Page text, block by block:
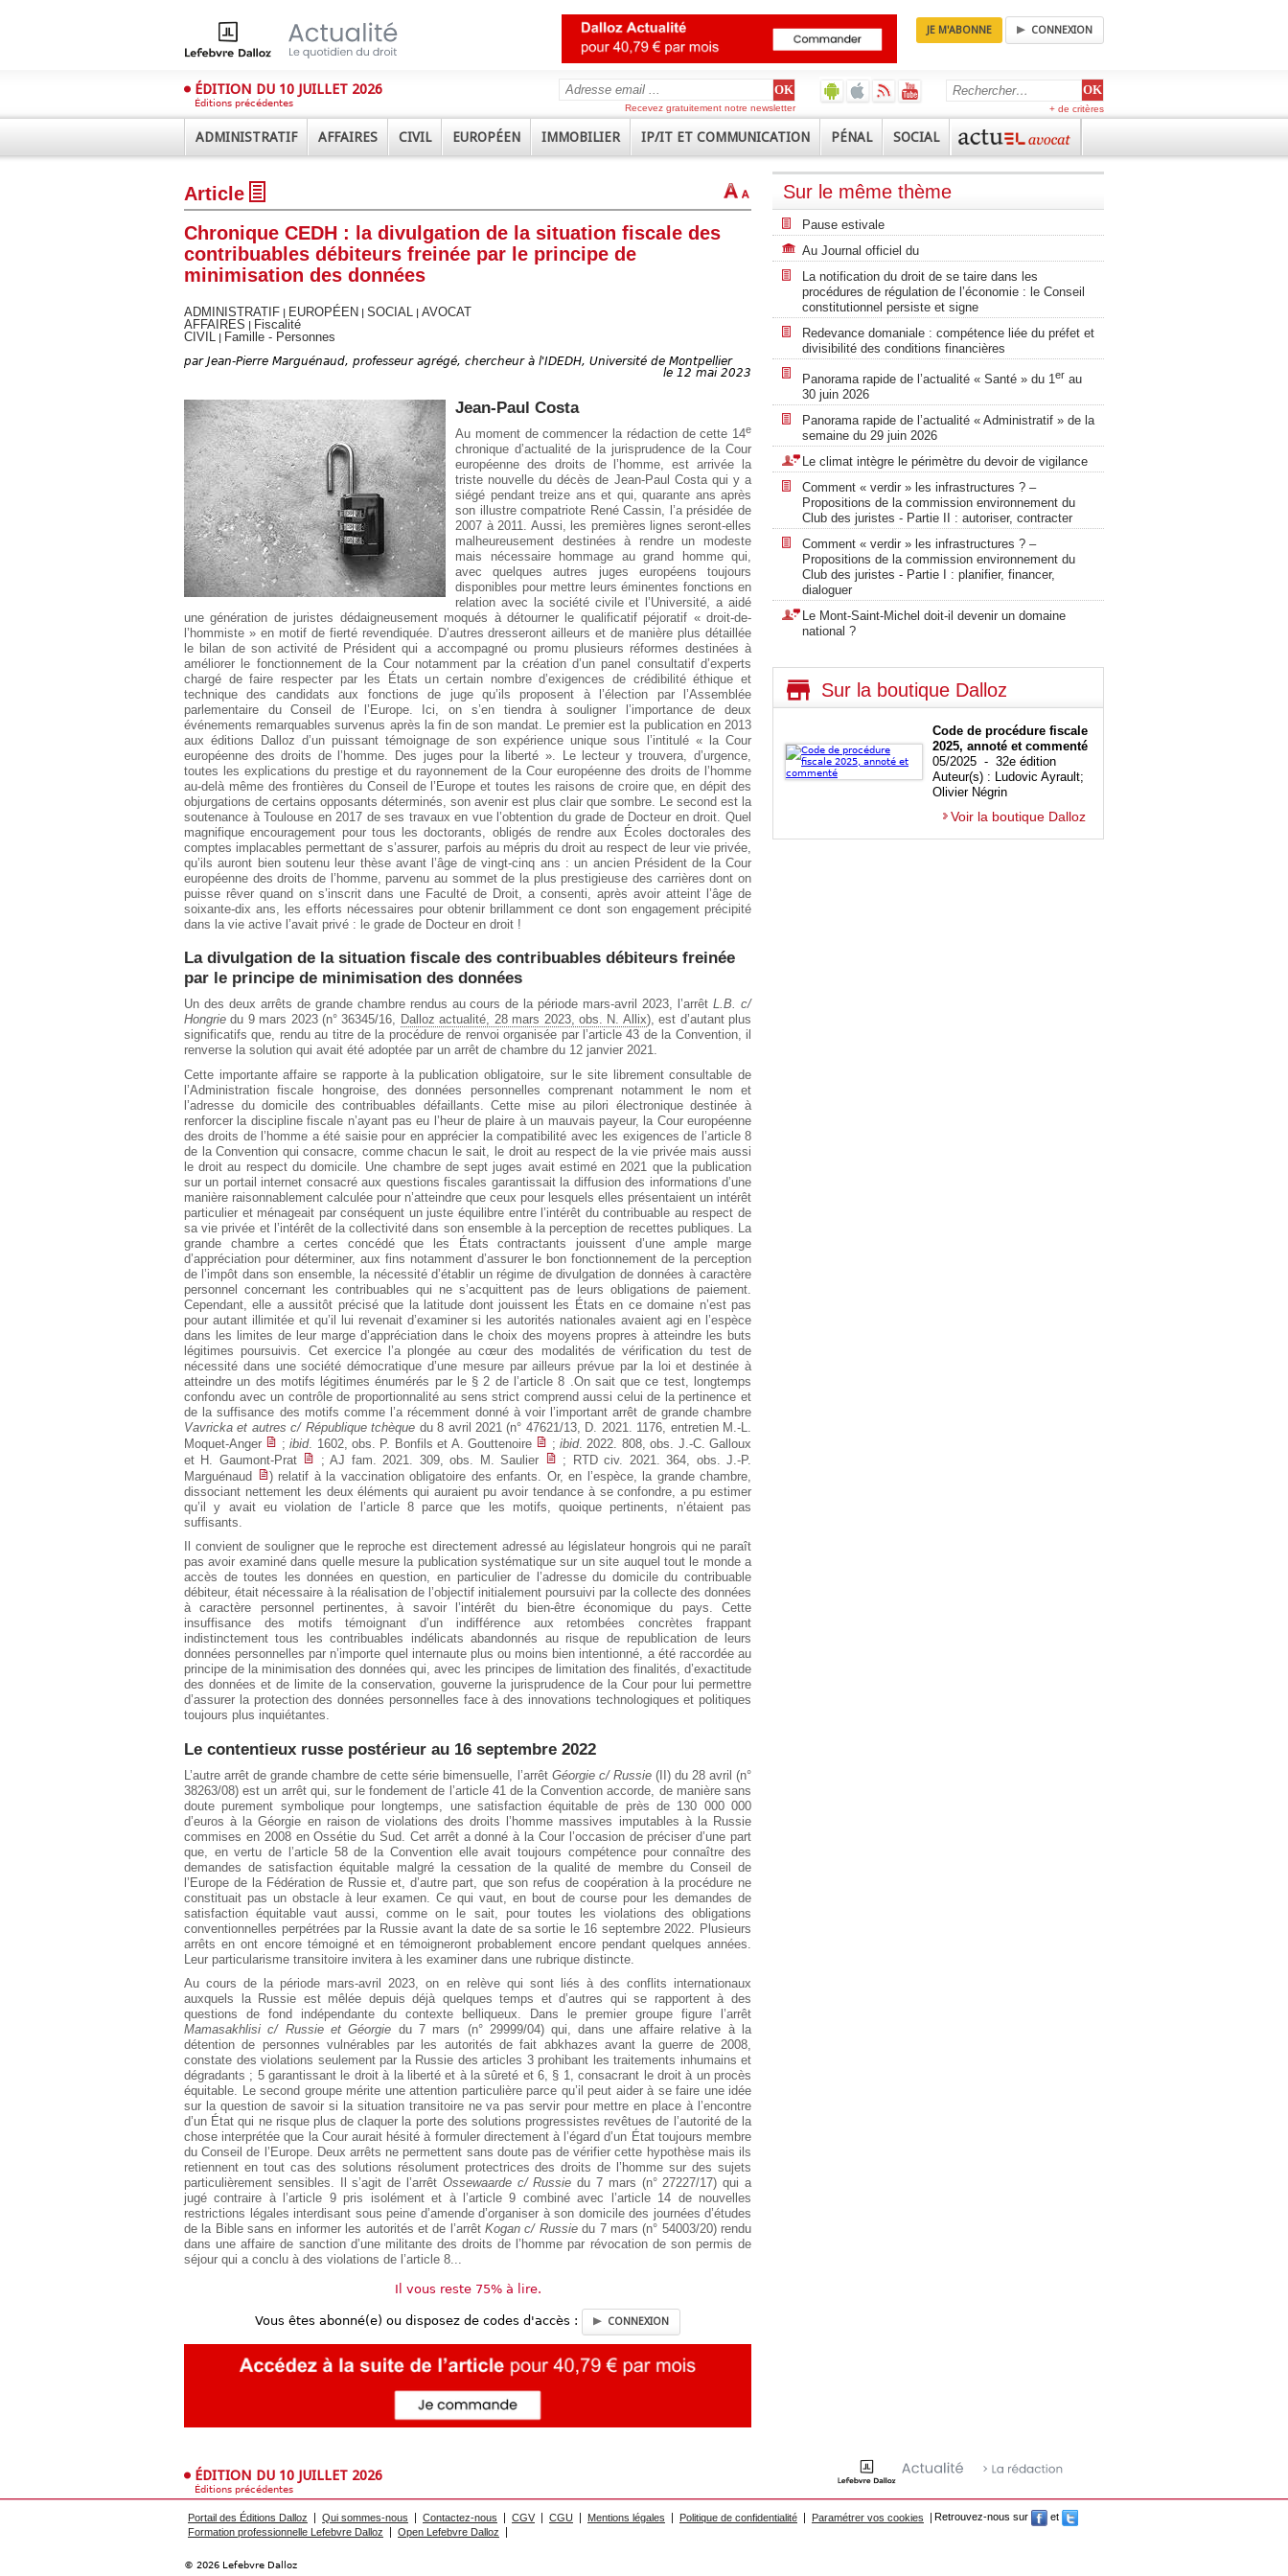
JE M'ABONNE CONNEXION
ÉDITION DU 10 JUILLET 2026
Éditions précédentes
+ de critères
Recevez gratuitement notre newsletter
ADMINISTRATIF AFFAIRES CIVIL EUROPÉEN IMMOBILIER IP/IT ET COMMUNICATION PÉNAL SOCIAL
Article
Chronique CEDH : la divulgation de la situation fiscale des
contribuables débiteurs freinée par le principe de
minimisation des données
ADMINISTRATIF EUROPÉEN SOCIAL AVOCAT
AFFAIRES
Fiscalité
CIVIL
Famille - Personnes
par Jean-Pierre Marguénaud, professeur agrégé, chercheur à l'IDEDH, Université de Montpellier
le 12 mai 2023
Jean-Paul Costa
Au moment de commencer la rédaction de cette 14e
chronique d’actualité de la jurisprudence de la Cour
européenne des droits de l’homme, est arrivée la
triste nouvelle du décès de Jean-Paul Costa qui y a
siégé pendant treize ans et qui, quarante ans après
son illustre compatriote René Cassin, l’a présidée de
2007 à 2011. Aussi, les premières lignes seront-elles
malheureusement destinées à rendre un modeste
mais nécessaire hommage au grand homme qui,
avec quelques autres juges européens toujours
disponibles pour mettre leurs éminentes fonctions en
relation avec la société civile et l’Université, a aidé
une génération de juristes dédaigneusement moqués à détourner le qualificatif péjoratif « droit-de-
l’hommiste » en motif de fierté revendiquée. D’autres dresseront ailleurs et de manière plus détaillée
le bilan de son activité de Président qui a accompagné ou promu plusieurs réformes destinées à
améliorer le fonctionnement de la Cour notamment par la création d’un panel consultatif d’experts
chargé de faire respecter par les États un certain nombre d’exigences de crédibilité éthique et
technique des candidats aux fonctions de juge qu’ils proposent à l’élection par l’Assemblée
parlementaire du Conseil de l’Europe. Ici, on s’en tiendra à souligner l’importance de deux
événements remarquables survenus après la fin de son mandat. Le premier est la publication en 2013
aux éditions Dalloz d’un puissant témoignage de son expérience unique sous l’intitulé « la Cour
européenne des droits de l’homme. Des juges pour la liberté ». Le lecteur y trouvera, d’urgence,
toutes les explications du prestige et du rayonnement de la Cour européenne des droits de l’homme
au-delà même des frontières du Conseil de l’Europe et toutes les raisons de croire que, en dépit des
objurgations de certains opposants déterminés, son avenir est plus clair que sombre. Le second est la
soutenance à Toulouse en 2017 de ses travaux en vue l’obtention du grade de Docteur en droit. Quel
magnifique encouragement pour tous les doctorants, obligés de rendre aux Écoles doctorales des
comptes implacables permettant de s’assurer, parfois au mépris du droit au respect de leur vie privée,
qu’ils auront bien soutenu leur thèse avant l’âge de vingt-cinq ans : un ancien Président de la Cour
européenne des droits de l’homme, parvenu au sommet de la plus prestigieuse des carrières dont on
puisse rêver quand on s’inscrit dans une Faculté de Droit, a consenti, après avoir atteint l’âge de
soixante-dix ans, les efforts nécessaires pour obtenir brillamment ce dont son engagement précipité
dans la vie active l’avait privé : le grade de Docteur en droit !
La divulgation de la situation fiscale des contribuables débiteurs freinée
par le principe de minimisation des données
Un des deux arrêts de grande chambre rendus au cours de la période mars-avril 2023, l’arrêtL.B. c/
Hongrie du 9 mars 2023 (n° 36345/16, Dalloz actualité, 28 mars 2023, obs. N. Allix), est d’autant plus
significatifs que, rendu au titre de la procédure de renvoi organisée par l’article 43 de la Convention, il
renverse la solution qui avait été adoptée par un arrêt de chambre du 12 janvier 2021.
Cette importante affaire se rapporte à la publication obligatoire, sur le site librement consultable de
l’Administration fiscale hongroise, des données personnelles comprenant notamment le nom et
l’adresse du domicile des contribuables défaillants. Cette mise au pilori électronique destinée à
renforcer la discipline fiscale n’ayant pas eu l’heur de plaire à un mauvais payeur, la Cour européenne
des droits de l’homme a été saisie pour en apprécier la compatibilité avec les exigences de l’article 8
de la Convention qui consacre, comme chacun le sait, le droit au respect de la vie privée mais aussi
le droit au respect du domicile. Une chambre de sept juges avait estimé en 2021 que la publication
sur un portail internet consacré aux questions fiscales garantissait la diffusion des informations d’une
manière raisonnablement calculée pour n’atteindre que ceux pour lesquels elles présentaient un intérêt
particulier et ménageait par conséquent un juste équilibre entre l’intérêt du contribuable au respect de
sa vie privée et l’intérêt de la collectivité dans son ensemble à la perception de recettes publiques. La
grande chambre a certes concédé que les États contractants jouissent d’une ample marge
d’appréciation pour déterminer, aux fins notamment d’assurer le bon fonctionnement de la perception
de l’impôt dans son ensemble, la nécessité d’établir un régime de divulgation de données à caractère
personnel concernant les contribuables qui ne s’acquittent pas de leurs obligations de paiement.
Cependant, elle a aussitôt précisé que la latitude dont jouissent les États en ce domaine n’est pas
pour autant illimitée et qu’il lui revenait d’examiner si les autorités nationales avaient agi en l’espèce
dans les limites de leur marge d’appréciation dans le choix des moyens propres à atteindre les buts
légitimes poursuivis. Cet exercice l’a plongée au cœur des modalités de vérification du test de
nécessité dans une société démocratique d’une mesure par ailleurs prévue par la loi et destinée à
atteindre un des motifs légitimes énumérés par le § 2 de l’article 8 .On sait que ce test, longtemps
confondu avec un contrôle de proportionnalité au sens strict comprend aussi celui de la pertinence et
de la suffisance des motifs comme l’a récemment donné à voir l’important arrêt de grande chambre
Vavricka et autres c/ République tchèque du 8 avril 2021 (n° 47621/13, D. 2021. 1176, entretien M.-L.
Moquet-Anger
;ibid. 1602, obs. P. Bonfils et A. Gouttenoire ;ibid. 2022. 808, obs. J.-C. Galloux
et H. Gaumont-Prat
; AJ fam. 2021. 309, obs. M. Saulier
; RTD civ. 2021. 364, obs. J.-P.
Marguénaud
) relatif à la vaccination obligatoire des enfants. Or, en l’espèce, la grande chambre,
dissociant nettement les deux éléments qui auraient pu avoir tendance à se confondre, a pu estimer
qu’il y avait eu violation de l’article 8 parce que les motifs, quoique pertinents, n’étaient pas
suffisants.
Il convient de souligner que le reproche est directement adressé au législateur hongrois qui ne paraît
pas avoir examiné dans quelle mesure la publication systématique sur un site auquel tout le monde a
accès de toutes les données en question, en particulier de l’adresse du domicile du contribuable
débiteur, était nécessaire à la réalisation de l’objectif initialement poursuivi par la collecte des données
à caractère personnel pertinentes, à savoir l’intérêt du bien-être économique du pays. Cette
insuffisance des motifs témoignant d’un indifférence aux retombées concrètes frappant
indistinctement tous les contribuables indélicats abandonnés au risque de republication de leurs
données personnelles par n’importe quel internaute plus ou moins bien intentionné, a été raccordée au
principe de la minimisation des données qui, avec les principes de limitation des finalités, d’exactitude
des données et de limite de la conservation, gouverne la jurisprudence de la Cour pour lui permettre
d’assurer la protection des données personnelles face à des innovations technologiques et politiques
toujours plus inquiétantes.
Le contentieux russe postérieur au 16 septembre 2022
L’autre arrêt de grande chambre de cette série bimensuelle, l’arrêt Géorgie c/ Russie(II) du 28 avril (n°
38263/08) est un arrêt qui, sur le fondement de l’article 41 de la Convention accorde, de manière sans
doute purement symbolique pour longtemps, une satisfaction équitable de près de 130 000 000
d’euros à la Géorgie en raison de violations des droits l’homme massives imputables à la Russie
commises en 2008 en Ossétie du Sud. Cet arrêt a donné à la Cour l’occasion de préciser d’une part
que, en vertu de l’article 58 de la Convention elle avait toujours compétence pour connaître des
demandes de satisfaction équitable malgré la cessation de la qualité de membre du Conseil de
l’Europe de la Fédération de Russie et, d’autre part, que son refus de coopération à la procédure ne
constituait pas un obstacle à leur examen. Ce qui vaut, en bout de course pour les demandes de
satisfaction équitable vaut aussi, comme on le sait, pour toutes les violations des obligations
conventionnelles perpétrées par la Russie avant la date de sa sortie le 16 septembre 2022. Plusieurs
arrêts en ont encore témoigné et en témoigneront probablement encore pendant quelques années.
Leur particularisme transitoire invitera à les examiner dans une rubrique distincte.
Au cours de la période mars-avril 2023, on en relève qui sont liés à des conflits internationaux
auxquels la Russie est mêlée depuis déjà quelques temps et d’autres qui se rapportent à des
questions de fond indépendante du contexte belliqueux. Dans le premier groupe figure l’arrêt
Mamasakhlisi c/ Russie et Géorgie du 7 mars (n° 29999/04) qui, dans une affaire relative à la
détention de personnes vulnérables par les autorités de fait abkhazes avant la guerre de 2008,
constate des violations seulement par la Russie des articles 3 prohibant les traitements inhumains et
dégradants ; 5 garantissant le droit à la liberté et à la sûreté et 6, § 1, consacrant le droit à un procès
équitable. Le second groupe mérite une attention particulière parce qu’il peut aider à se faire une idée
sur la question de savoir si la situation transitoire ne va pas servir pour mettre en place à l’encontre
d’un État qui ne risque plus de claquer la porte des solutions progressistes revêtues de l’autorité de la
chose interprétée que la Cour aurait hésité à formuler directement à l’égard d’un État toujours membre
du Conseil de l’Europe. Deux arrêts ne permettent sans doute pas de vérifier cette hypothèse mais ils
retiennent en tout cas des solutions résolument protectrices des droits de l’homme sur des sujets
particulièrement sensibles. Il s’agit de l’arrêt Ossewaarde c/ Russie du 7 mars (n° 27227/17) qui a
jugé contraire à l’article 9 pris isolément et à l’article 9 combiné avec l’article 14 de nouvelles
restrictions légales interdisant sous peine d’amende d’organiser à son domicile des journées d’études
de la Bible sans en informer les autorités et de l’arrêtKogan c/ Russiedu 7 mars (n° 54003/20) rendu
dans une affaire de sanction d’une militante des droits de l’homme par révocation de son permis de
séjour qui a conclu à des violations de l’article 8...
Il vous reste 75% à lire.
Vous êtes abonné(e) ou disposez de codes d'accès : CONNEXION
Sur le même thème
Pause estivale
Au Journal officiel du
La notification du droit de se taire dans les
procédures de régulation de l’économie : le Conseil
constitutionnel persiste et signe
Redevance domaniale : compétence liée du préfet et
divisibilité des conditions financières
Panorama rapide de l’actualité « Santé » du 1er au
30 juin 2026
Panorama rapide de l’actualité « Administratif » de la
semaine du 29 juin 2026
Le climat intègre le périmètre du devoir de vigilance
Comment « verdir » les infrastructures ? –
Propositions de la commission environnement du
Club des juristes - Partie II : autoriser, contracter
Comment « verdir » les infrastructures ? –
Propositions de la commission environnement du
Club des juristes - Partie I : planifier, financer,
dialoguer
Le Mont-Saint-Michel doit-il devenir un domaine
national ?
Sur la boutique Dalloz
Code de procédure fiscale
2025, annoté et commenté
05/2025 - 32e édition
Auteur(s) : Ludovic Ayrault;
Olivier Négrin
Voir la boutique Dalloz
ÉDITION DU 10 JUILLET 2026
Éditions précédentes
Portail des Éditions Dalloz Qui sommes-nous Contactez-nous CGV CGU Mentions légales Politique de confidentialité Paramétrer vos cookies Retrouvez-nous sur
et
Formation professionnelle Lefebvre Dalloz
Open Lefebvre Dalloz
© 2026 Lefebvre Dalloz